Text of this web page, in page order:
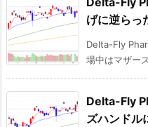
げに逆らっ
Delta-Fly
場中はマザー
Delta-Fly
ズハンドル